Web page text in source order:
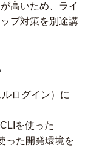
高いため、ライ
プ対策を別途講
ログイン）に
を使った
った開発環境を